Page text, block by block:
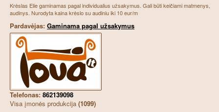
Krėslas Elie gaminamas pagal individualius užsakymus. Gali būti keičiami matmenys,
audinys. Nurodyta kaina krėslo su audiniu iki 10 eur/m
Pardavėjas: Gaminama pagal užsakymus
Telefonas: 862139098
Visa įmonės produkcija (1099)